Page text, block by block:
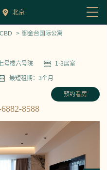
北京
CBD > 御金台国际公寓
号楼六号院 1-3居室
最短租期： 3个月
8588
预约看房